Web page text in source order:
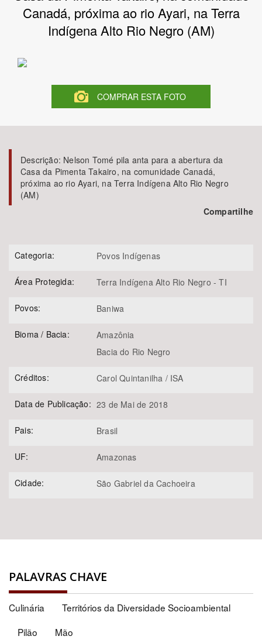
Bioma / Bacia
Tema
Área Protegida
BUSCAR
Canadá, próxima ao rio Ayari, na Terra
Indígena Alto Rio Negro (AM)
COMPRAR ESTA FOTO
Descrição: Nelson Tomé pila anta para a abertura da
Casa da Pimenta Takairo, na comunidade Canadá,
próxima ao rio Ayari, na Terra Indígena Alto Rio Negro
(AM)
Compartilhe
Categoria: Povos Indígenas
Área Protegida: Terra Indígena Alto Rio Negro - TI
Povos: Baniwa
Bioma / Bacia:
Amazônia
Bacia do Rio Negro
Créditos: Carol Quintanilha / ISA
Data de Publicação: 23 de Mai de 2018
Pais: Brasil
UF: Amazonas
Cidade: São Gabriel da Cachoeira
PALAVRAS CHAVE
Culinária
Territórios da Diversidade Socioambiental
Pilão
Mão